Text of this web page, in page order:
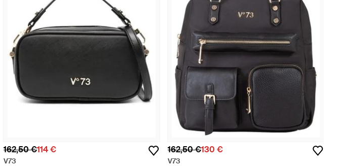
162,50 €114 €
V73
162,50 €130 €
V73